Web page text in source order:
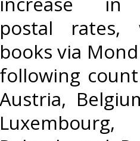
postal
books via
following
Austria,